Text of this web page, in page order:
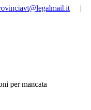
|
per mancata